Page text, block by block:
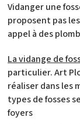
Vidanger une
proposent pas
appel à des
La vidange de
particulier. Art
réaliser dans les
types de fosses
foyers